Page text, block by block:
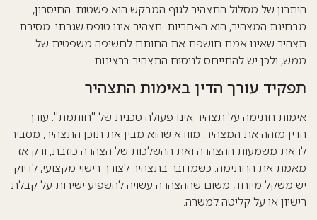
היתרון של מסלול התצהיר לגוף המבקש הוא פשטות. החיסרון,
מבחינת המצהיר, הוא האחריות: תצהיר אינו טופס שגרתי. מסירת
תצהיר שאינו אמת חושפת את החותם לחשיפה משפטית של
ממש, ולכן יש להתייחס לניסוח התצהיר ברצינות.
תפקיד עורך הדין באימות התצהיר
אימות חתימה על תצהיר אינו פעולה טכנית של "חותמת". עורך
הדין מזהה את המצהיר, מוודא שהוא מבין את תוכן התצהיר, מסביר
לו את משמעות ההצהרה ואת ההשלכות של הצהרה כוזבת, ורק אז
מאמת את החתימה. כשמדובר בתצהיר לצורך רישוי מקצועי, לדיוק
יש משקל מיוחד, משום שההצהרה עשויה להשפיע ישירות על קבלת
רישיון או על קליטה למשרה.